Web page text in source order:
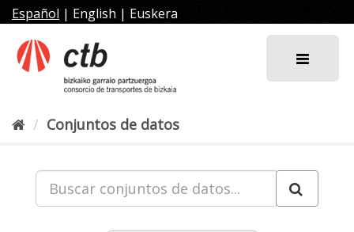
al
contenido
Español | English | Euskera
Conjuntos de datos